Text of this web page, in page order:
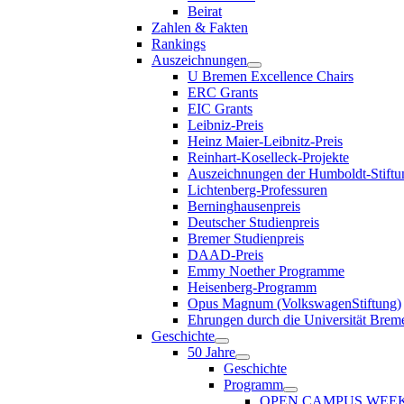
Beirat
Zahlen & Fakten
Rankings
Auszeichnungen
U Bremen Excellence Chairs
ERC Grants
EIC Grants
Leibniz-Preis
Heinz Maier-Leibnitz-Preis
Reinhart-Koselleck-Projekte
Auszeichnungen der Humboldt-
Lichtenberg-Professuren
Berninghausenpreis
Deutscher Studienpreis
Bremer Studienpreis
DAAD-Preis
Emmy Noether Programme
Heisenberg-Programm
Opus Magnum (VolkswagenStiftung)
Ehrungen durch die Universität
Geschichte
50 Jahre
Geschichte
Programm
OPEN CAMPUS